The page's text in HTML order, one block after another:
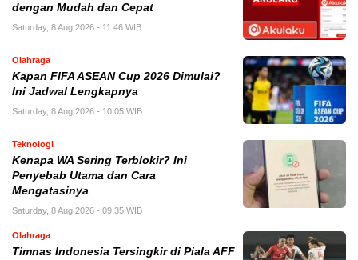
dengan Mudah dan Cepat
Saturday, 8 Aug 2026 - 11:46 WIB
Olahraga
Kapan FIFA ASEAN Cup 2026 Dimulai?
Ini Jadwal Lengkapnya
Saturday, 8 Aug 2026 - 10:05 WIB
Teknologi
Kenapa WA Sering Terblokir? Ini
Penyebab Utama dan Cara
Mengatasinya
Saturday, 8 Aug 2026 - 09:35 WIB
Olahraga
Timnas Indonesia Tersingkir di Piala AFF